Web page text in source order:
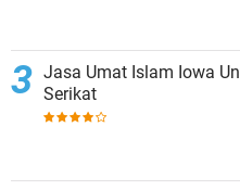
Jasa Umat Islam Iowa
Serikat